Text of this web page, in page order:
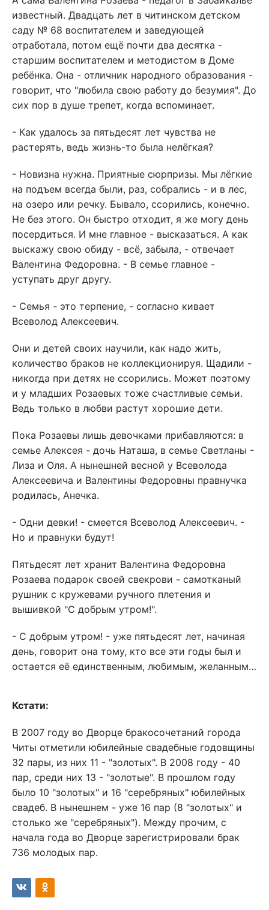
известный. Двадцать лет в читинском детском
саду № 68 воспитателем и заведующей
отработала, потом ещё почти два десятка -
старшим воспитателем и методистом в Доме
ребёнка. Она - отличник народного образования -
говорит, что "любила свою работу до безумия". До
сих пор в душе трепет, когда вспоминает.
- Как удалось за пятьдесят лет чувства не
растерять, ведь жизнь-то была нелёгкая?
- Новизна нужна. Приятные сюрпризы. Мы лёгкие
на подъем всегда были, раз, собрались - и в лес,
на озеро или речку. Бывало, ссорились, конечно.
Не без этого. Он быстро отходит, я же могу день
посердиться. И мне главное - высказаться. А как
выскажу свою обиду - всё, забыла, - отвечает
Валентина Федоровна. - В семье главное -
уступать друг другу.
- Семья - это терпение, - согласно кивает
Всеволод Алексеевич.
Они и детей своих научили, как надо жить,
количество браков не коллекционируя. Щадили -
никогда при детях не ссорились. Может поэтому
и у младших Розаевых тоже счастливые семьи.
Ведь только в любви растут хорошие дети.
Пока Розаевы лишь девочками прибавляются: в
семье Алексея - дочь Наташа, в семье Светланы -
Лиза и Оля. А нынешней весной у Всеволода
Алексеевича и Валентины Федоровны правнучка
родилась, Анечка.
- Одни девки! - смеется Всеволод Алексеевич. -
Но и правнуки будут!
Пятьдесят лет хранит Валентина Федоровна
Розаева подарок своей свекрови - самотканый
рушник с кружевами ручного плетения и
вышивкой "С добрым утром!".
- С добрым утром! - уже пятьдесят лет, начиная
день, говорит она тому, кто все эти годы был и
остается её единственным, любимым, желанным…
Кстати:
В 2007 году во Дворце бракосочетаний города
Читы отметили юбилейные свадебные годовщины
32 пары, из них 11 - "золотых". В 2008 году - 40
пар, среди них 13 - "золотые". В прошлом году
было 10 "золотых" и 16 "серебряных" юбилейных
свадеб. В нынешнем - уже 16 пар (8 "золотых" и
столько же "серебряных"). Между прочим, с
начала года во Дворце зарегистрировали брак
736 молодых пар.